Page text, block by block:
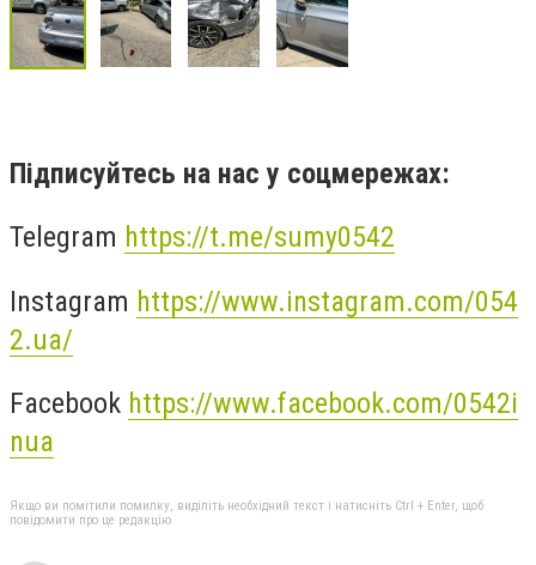
Підписуйтесь на нас у соцмережах:
Telegram https://t.me/sumy0542
Instagram https://www.instagram.com/054
2.ua/
Facebook https://www.facebook.com/0542i
nua
Якщо ви помітили помилку, виділіть необхідний текст і натисніть Ctrl + Enter, щоб
повідомити про це редакцію